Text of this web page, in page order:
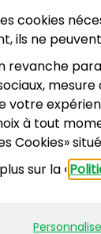
cookies
ils ne
revanche
votre
à tout
Cookies»
sur la «
du Port
01 45 47
NOUS
:
jeudi,
9h-12h pour le